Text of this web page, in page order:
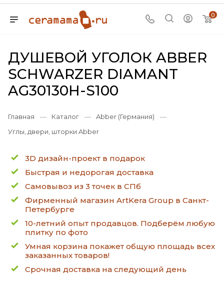
0
ДУШЕВОЙ УГОЛОК ABBER
SCHWARZER DIAMANT
AG30130H-S100
Главная — Каталог — Abber (Германия)
—
Углы, двери, шторки Abber
3D дизайн-проект в подарок
Быстрая и недорогая доставка
Самовывоз из 3 точек в СПб
Фирменный магазин ArtKera Group в Санкт-
Петербурге
10-летний опыт продавцов. Подберём любую
плитку по фото
Умная корзина покажет общую площадь всех
заказанных товаров!
Срочная доставка на следующий день